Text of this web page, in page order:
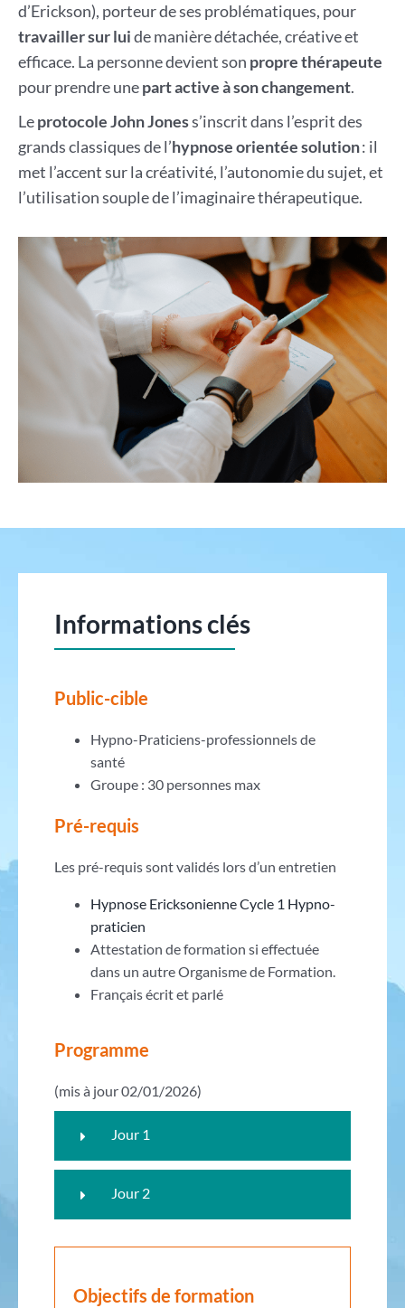
d’Erickson), porteur de ses problématiques, pour
travailler sur luide manière détachée, créative et
efficace. La personne devient son propre thérapeute
pour prendre unepart active à son changement.
Leprotocole John Joness’inscrit dans l’esprit des
grands classiques de l’hypnose orientée solution: il
met l’accent sur la créativité, l’autonomie du sujet, et
l’utilisation souple de l’imaginaire thérapeutique.
Informations clés
Public-cible
Hypno-Praticiens-professionnels de
santé
Groupe : 30 personnes max
Pré-requis
Les pré-requis sont validés lors d’un entretien
Hypnose Ericksonienne Cycle 1 Hypno-
praticien
Attestation de formation si effectuée
dans un autre Organisme de Formation.
Français écrit et parlé
Programme
(mis à jour 02/01/2026)
Jour 1
Jour 2
Objectifs de formation